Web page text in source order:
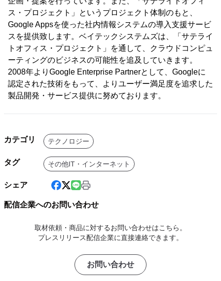
ス・プロジェクト」というプロジェクト体制のもと、
Google Appsを使った社内情報システムの導入支援サービ
スを提供致します。ベイテックシステムズは、「サテライ
トオフィス・プロジェクト」を通して、クラウドコンピュ
ーティングのビジネスの可能性を追及していきます。
2008年よりGoogle Enterprise Partnerとして、Googleに
認定された技術をもって、よりユーザー満足度を追求した
製品開発・サービス提供に努めております。
カテゴリ テクノロジー
タグ その他IT・インターネット
シェア
配信企業へのお問い合わせ
取材依頼・商品に対するお問い合わせはこちら。
プレスリリース配信企業に直接連絡できます。
お問い合わせ